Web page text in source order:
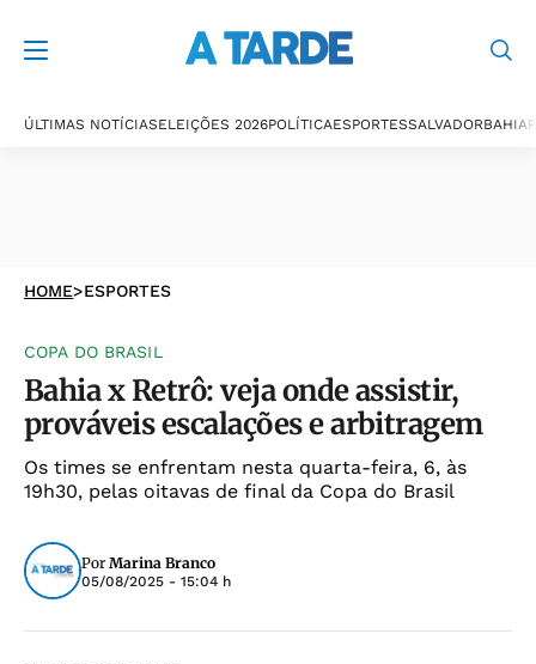
ÚLTIMAS NOTÍCIASELEIÇÕES 2026POLÍTICAESPORTESSALVADORBAHIA
HOME>ESPORTES
COPA DO BRASIL
Bahia x Retrô: veja onde assistir,
prováveis escalações e arbitragem
Os times se enfrentam nesta quarta-feira, 6, às
19h30, pelas oitavas de final da Copa do Brasil
Por Marina Branco
05/08/2025 - 15:04 h